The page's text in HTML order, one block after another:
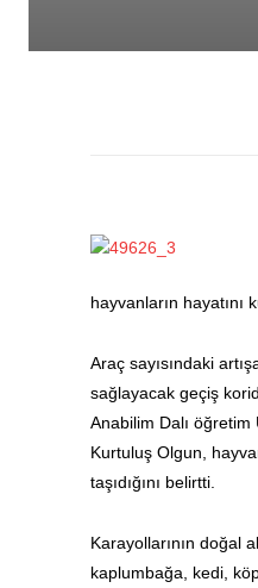
hayvanların hayatını
Araç sayısındaki
sağlayacak geçiş
Anabilim Dalı öğretim
Kurtuluş Olgun,
taşıdığını belirtti.
Karayollarının doğal
kaplumbağa, kedi,